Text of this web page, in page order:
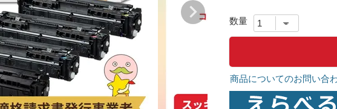
商品についてのお問い合